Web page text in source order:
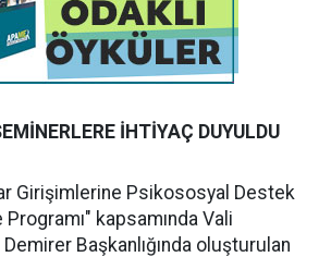
İHTİYAÇ DUYULDU
Girişimlerine Psikososyal Destek
kapsamında Vali
Başkanlığında oluşturulan